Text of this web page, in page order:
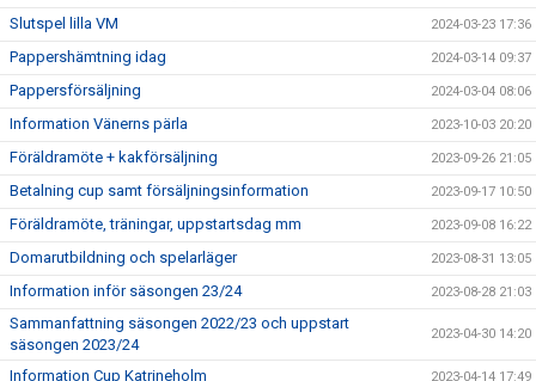
Slutspel lilla VM 2024-03-23 17:36
Pappershämtning idag 2024-03-14 09:37
Pappersförsäljning 2024-03-04 08:06
Information Vänerns pärla 2023-10-03 20:20
Föräldramöte + kakförsäljning 2023-09-26 21:05
Betalning cup samt försäljningsinformation 2023-09-17 10:50
Föräldramöte, träningar, uppstartsdag mm 2023-09-08 16:22
Domarutbildning och spelarläger 2023-08-31 13:05
Information inför säsongen 23/24 2023-08-28 21:03
Sammanfattning säsongen 2022/23 och uppstart
säsongen 2023/24
2023-04-30 14:20
Information Cup Katrineholm 2023-04-14 17:49